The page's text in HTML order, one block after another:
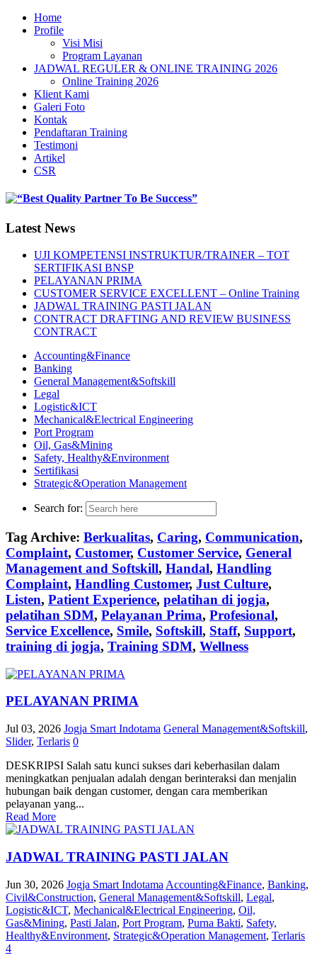
Home
Profile
Visi Misi
Program Layanan
JADWAL REGULER & ONLINE TRAINING 2026
Online Training 2026
Klient Kami
Galeri Foto
Kontak
Pendaftaran Training
Testimoni
Artikel
CSR
Latest News
UJI KOMPETENSI INSTRUKTUR/TRAINER – TOT
SERTIFIKASI BNSP
PELAYANAN PRIMA
CUSTOMER SERVICE EXCELLENT – Online Training
JADWAL TRAINING PASTI JALAN
CONTRACT DRAFTING AND REVIEW BUSINESS
CONTRACT
Accounting&Finance
Banking
General Management&Softskill
Legal
Logistic&ICT
Mechanical&Electrical Engineering
Port Program
Oil, Gas&Mining
Safety, Healthy&Environment
Sertifikasi
Strategic&Operation Management
Search for:
Tag Archive: Berkualitas, Caring, Communication,
Complaint, Customer, Customer Service, General
Management and Softskill, Handal, Handling
Complaint, Handling Customer, Just Culture,
Listen, Patient Experience, pelatihan di jogja,
pelatihan SDM, Pelayanan Prima, Profesional,
Service Excellence, Smile, Softskill, Staff, Support,
training di jogja, Training SDM, Wellness
PELAYANAN PRIMA
Jul 03, 2026 Jogja Smart Indotama General Management&Softskill,
Slider, Terlaris 0
DESKRIPSI Salah satu kunci sukses dari keberhasilan dalam
meningkatkan penjualan adalah dengan berinteraksi dan menjalin
hubungan baik dengan customer, dengan cara memberikan
pelayanan yang...
Read More
JADWAL TRAINING PASTI JALAN
Jun 30, 2026 Jogja Smart Indotama Accounting&Finance, Banking,
Civil&Construction, General Management&Softskill, Legal,
Logistic&ICT, Mechanical&Electrical Engineering, Oil,
Gas&Mining, Pasti Jalan, Port Program, Purna Bakti, Safety,
Healthy&Environment, Strategic&Operation Management, Terlaris
4